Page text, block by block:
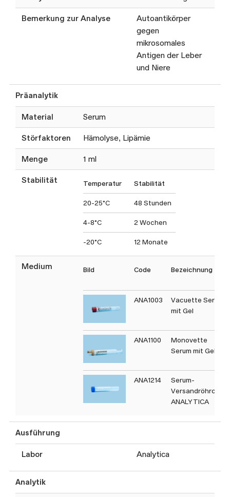
Bemerkung zur Analyse
Autoantikörper
gegen
mikrosomales
Antigen der Leber
und Niere
Präanalytik
Material Serum
Störfaktoren Hämolyse, Lipämie
Menge 1 ml
Stabilität Temperatur Stabilität
20-25°C 48 Stunden
4-8°C 2 Wochen
-20°C 12 Monate
Medium Bild Code Bezeichnung
ANA1003
Vacuette Serum
mit Gel
ANA1100
Monovette
Serum mit Gel
ANA1214
Serum-
Versandröhrchen
ANALYTICA
Ausführung
Labor Analytica
Analytik